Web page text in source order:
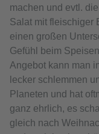
machen und evtl.
Salat mit fleischiger
einen großen
Gefühl beim
Angebot kann man
lecker schlemmen
Planeten und hat
ganz ehrlich, es
gleich nach